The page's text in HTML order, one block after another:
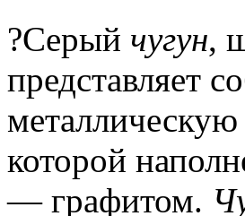
?Серый чугун,
представляет
которой
— графитом.